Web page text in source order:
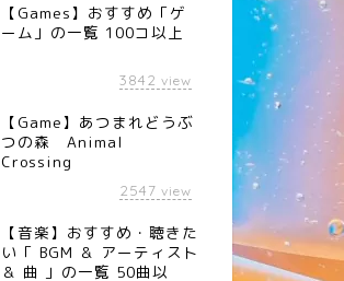
【Games】おすすめ「ゲ
ーム」の一覧 100コ以上
3842 view
【Game】あつまれどうぶ
つの森 Animal
Crossing
2547 view
【音楽】おすすめ・聴きた
い「 BGM ＆ アーティスト
＆ 曲 」の一覧 50曲以